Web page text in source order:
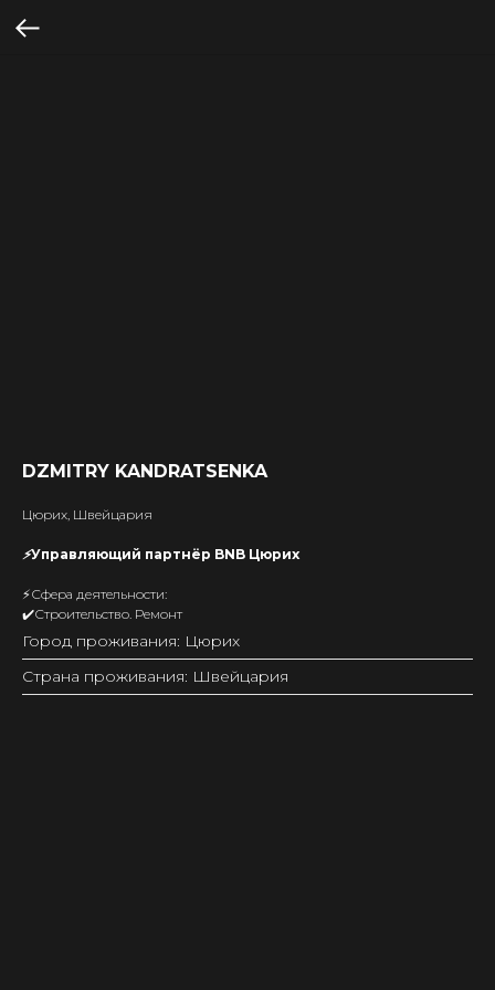
DZMITRY KANDRATSENKA
Цюрих, Швейцария
⚡Управляющий партнёр BNB Цюрих
⚡Сфера деятельности:
✔️Строительство. Ремонт
Город проживания: Цюрих
Страна проживания: Швейцария